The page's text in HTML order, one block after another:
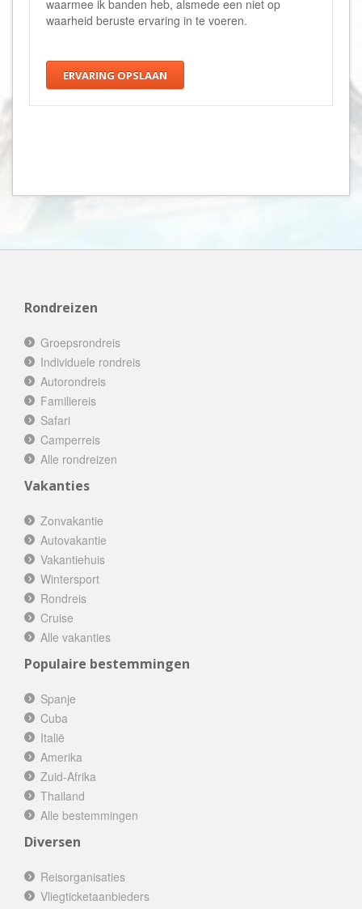
waarmee ik banden heb, alsmede een niet op
waarheid beruste ervaring in te voeren.
ERVARING OPSLAAN
Rondreizen
Groepsrondreis
Individuele rondreis
Autorondreis
Familiereis
Safari
Camperreis
Alle rondreizen
Vakanties
Zonvakantie
Autovakantie
Vakantiehuis
Wintersport
Rondreis
Cruise
Alle vakanties
Populaire bestemmingen
Spanje
Cuba
Italië
Amerika
Zuid-Afrika
Thailand
Alle bestemmingen
Diversen
Reisorganisaties
Vliegticketaanbieders